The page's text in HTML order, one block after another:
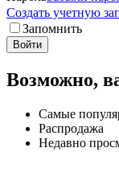
Создать учетную
Запомнить
Войти
Возможно,
Самые
Распродажа
Недавно